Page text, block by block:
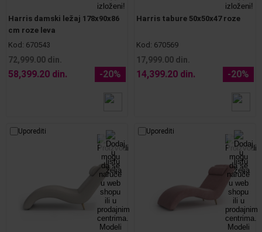
Harris damski ležaj 178x90x86
cm roze leva
Kod: 670543
72,999.00 din.
58,399.20 din. -20%
Harris tabure 50x50x47 roze
Kod: 670569
17,999.00 din.
14,399.20 din. -20%
Uporediti Uporediti